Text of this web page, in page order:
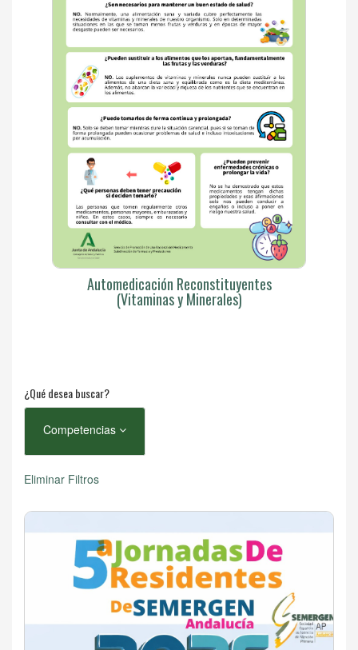
Automedicación Reconstituyentes
(Vitaminas y Minerales)
¿Qué desea buscar?
Competencias
Eliminar Filtros